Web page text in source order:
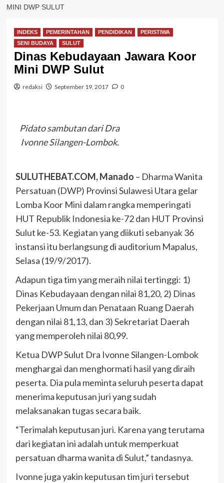
MINI DWP SULUT
INDEKS PEMERINTAHAN PENDIDIKAN
PERISTIWA
SENI BUDAYA
SULUT
Dinas Kebudayaan Jawara Koor
Mini DWP Sulut
redaksi September 19, 2017 0
Pidato sambutan dari Dra
Ivonne Silangen-Lombok.
SULUTHEBAT.COM, Manado – Dharma Wanita
Persatuan (DWP) Provinsi Sulawesi Utara gelar
Lomba Koor Mini dalam rangka memperingati
HUT Republik Indonesia ke-72 dan HUT Provinsi
Sulut ke-53. Kegiatan yang diikuti sebanyak 36
instansi itu berlangsung di auditorium Mapalus,
Selasa (19/9/2017).
Adapun tiga tim yang meraih nilai tertinggi: 1)
Dinas Kebudayaan dengan nilai 81,20, 2) Dinas
Pekerjaan Umum dan Penataan Ruang Daerah
dengan nilai 81,13, dan 3) Sekretariat Daerah
yang memperoleh nilai 80,99.
Ketua DWP Sulut Dra Ivonne Silangen-Lombok
menghargai dan menghormati hasil yang diraih
peserta. Dia pula meminta seluruh peserta dapat
menerima keputusan juri yang sudah
melaksanakan tugas secara baik.
“Terimalah keputusan juri. Karena yang terutama
dari kegiatan ini adalah untuk memperkuat
persatuan dharma wanita di Sulut,” tandasnya.
Ivonne juga yakin keputusan tim juri tersebut